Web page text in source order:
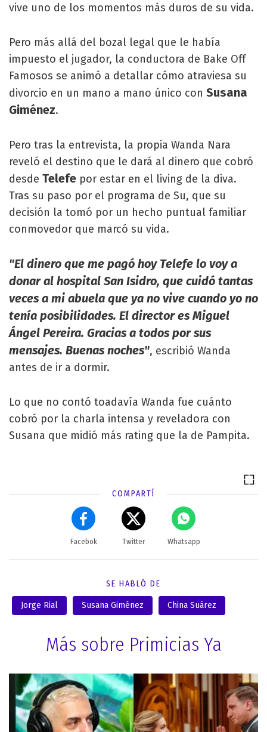
vive uno de los momentos más duros de su vida.
Pero más allá del bozal legal que le había
impuesto el jugador, la conductora de Bake Off
Famosos se animó a detallar cómo atraviesa su
divorcio en un mano a mano único con Susana
Giménez.
Pero tras la entrevista, la propia Wanda Nara
reveló el destino que le dará al dinero que cobró
desde Telefe por estar en el living de la diva.
Tras su paso por el programa de Su, que su
decisión la tomó por un hecho puntual familiar
conmovedor que marcó su vida.
"El dinero que me pagó hoy Telefe lo voy a
donar al hospital San Isidro, que cuidó tantas
veces a mi abuela que ya no vive cuando yo no
tenía posibilidades. El director es Miguel
Ángel Pereira. Gracias a todos por sus
mensajes. Buenas noches", escribió Wanda
antes de ir a dormir.
Lo que no contó toadavía Wanda fue cuánto
cobró por la charla intensa y reveladora con
Susana que midió más rating que la de Pampita.
COMPARTÍ
Facebok Twitter Whatsapp
SE HABLÓ DE
Jorge Rial Susana Giménez China Suárez
Más sobre Primicias Ya